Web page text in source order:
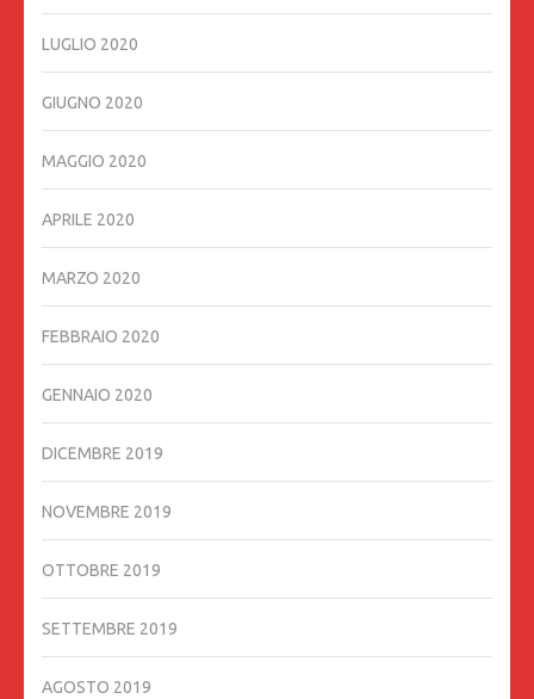
LUGLIO 2020
GIUGNO 2020
MAGGIO 2020
APRILE 2020
MARZO 2020
FEBBRAIO 2020
GENNAIO 2020
DICEMBRE 2019
NOVEMBRE 2019
OTTOBRE 2019
SETTEMBRE 2019
AGOSTO 2019